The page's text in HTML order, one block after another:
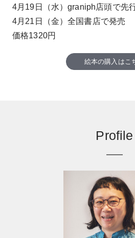
4月19日（水）graniph店頭で先
4月21日（金）全国書店で発売
価格1320円
絵本の購入はこ
Profile